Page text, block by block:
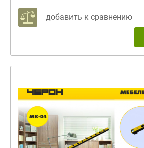
добавить к сравнению